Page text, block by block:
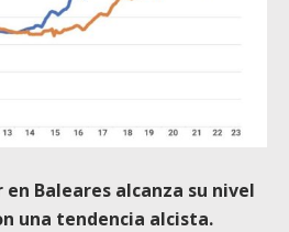
Baleares alcanza su nivel
una tendencia alcista.